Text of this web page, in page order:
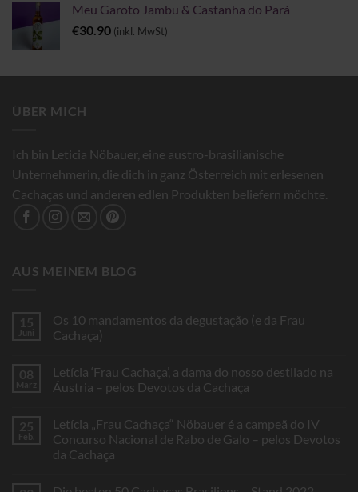
Meu Garoto Jambu & Castanha do Pará
€30.90 (inkl. MwSt)
ÜBER MICH
Ich bin Leticia Nöbauer, eine austro-brasilianische
Unternehmerin, die dich in ganz Österreich mit erlesenen
Cachaças und anderen edlen Produkten beliefern möchte.
AUS MEINEM BLOG
15
Juni
Os 10 mandamentos da degustação (e da Frau
Cachaça)
Os
10
degustação
(e
da
Frau
08
März
Letícia ‘Frau Cachaça’, a dama do nosso destilado na
Áustria – pelos Devotos da Cachaça
Letícia
‘Frau
Cachaça’,
do
25
Feb.
Letícia „Frau Cachaça“ Nöbauer é a campeã do IV
Concurso Nacional de Rabo de Galo – pelos Devotos
da Cachaça